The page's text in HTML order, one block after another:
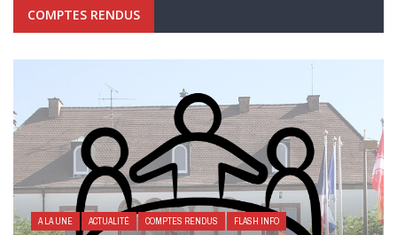
COMPTES RENDUS
A LA UNE ACTUALITÉ COMPTES RENDUS FLASH INFO